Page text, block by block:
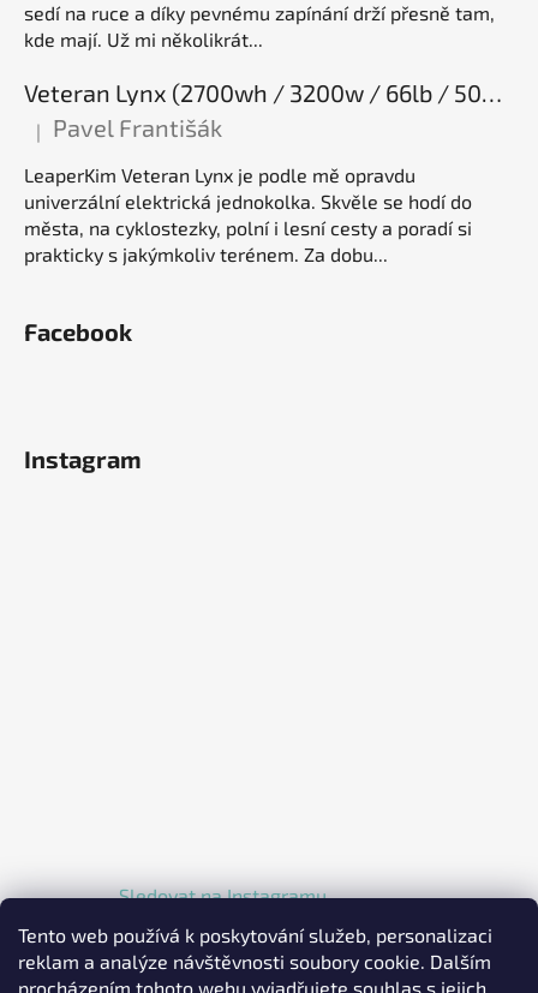
Tento web používá k poskytování služeb, personalizaci
reklam a analýze návštěvnosti soubory cookie. Dalším
procházením tohoto webu vyjadřujete souhlas s jejich
sedí na ruce a díky pevnému zapínání drží přesně tam,
kde mají. Už mi několikrát...
Veteran Lynx (2700wh / 3200w / 66lb / 50E), elektrická jednokolka
Hodnocení produktu je 5 z 5 hvězdiček.
| Pavel Františák
LeaperKim Veteran Lynx je podle mě opravdu
univerzální elektrická jednokolka. Skvěle se hodí do
města, na cyklostezky, polní i lesní cesty a poradí si
prakticky s jakýmkoliv terénem. Za dobu...
Facebook
Instagram
Sledovat na Instagramu